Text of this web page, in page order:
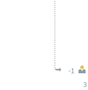
-1
3